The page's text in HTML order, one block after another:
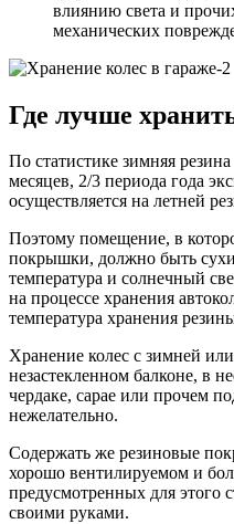
влиянию света и
механических
Где лучше
По статистике зимняя
месяцев, 2/3 периода года
осуществляется на летней
Поэтому помещение, в
покрышки, должно быть
температура и солнечный
на процессе хранения
температура хранения
Хранение колес с зимней
незастекленном балконе, в
чердаке, сарае или прочем
нежелательно.
Содержать же резиновые
хорошо вентилируемом и
предусмотренных для этого
своими руками.